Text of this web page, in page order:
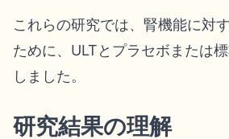
これらの研究では、腎機能に対
ために、ULTとプラセボまたは
しました。
研究結果の理解